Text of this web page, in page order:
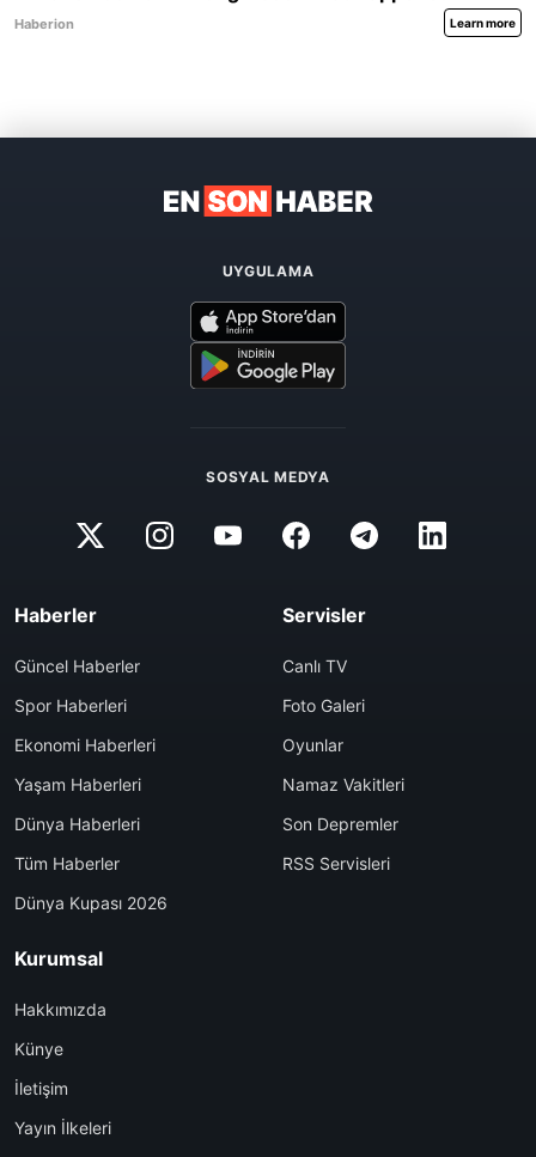
UYGULAMA
SOSYAL MEDYA
Haberler
Güncel Haberler
Spor Haberleri
Ekonomi Haberleri
Yaşam Haberleri
Dünya Haberleri
Tüm Haberler
Dünya Kupası 2026
Servisler
Canlı TV
Foto Galeri
Oyunlar
Namaz Vakitleri
Son Depremler
RSS Servisleri
Kurumsal
Hakkımızda
Künye
İletişim
Yayın İlkeleri